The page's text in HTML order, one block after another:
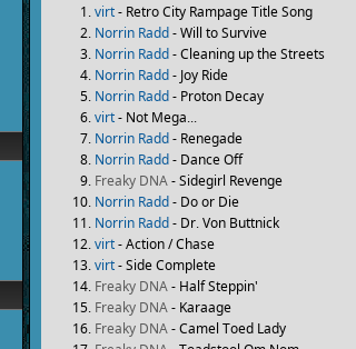
virt- Retro City Rampage Title Song
Norrin Radd- Will to Survive
Norrin Radd- Cleaning up the Streets
Norrin Radd- Joy Ride
Norrin Radd- Proton Decay
virt- Not Mega...
Norrin Radd- Renegade
Norrin Radd- Dance Off
Freaky DNA- Sidegirl Revenge
Norrin Radd- Do or Die
Norrin Radd- Dr. Von Buttnick
virt- Action / Chase
virt- Side Complete
Freaky DNA- Half Steppin'
Freaky DNA- Karaage
Freaky DNA- Camel Toed Lady